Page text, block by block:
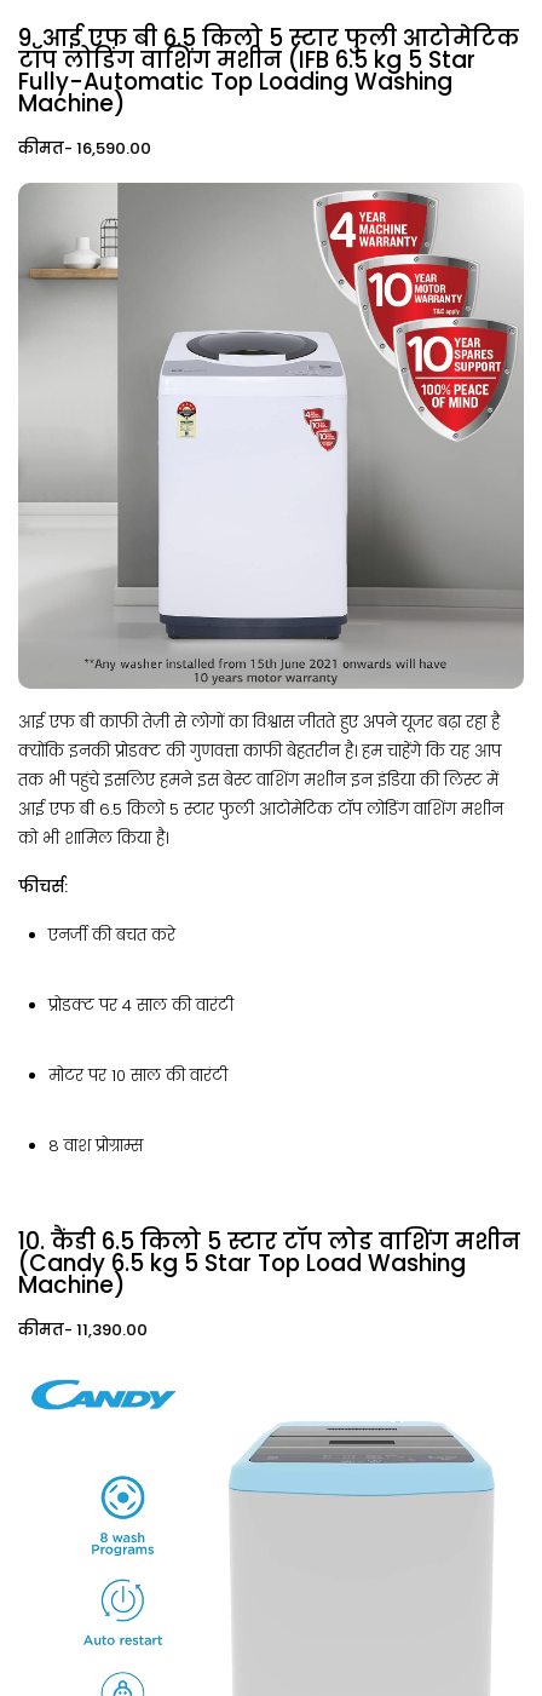
9. आई एफ बी 6.5 किलो 5 स्टार फुली आटोमेटिक
टॉप लोडिंग वाशिंग मशीन (IFB 6.5 kg 5 Star
Fully-Automatic Top Loading Washing
Machine)
कीमत- ₹16,590.00
आई एफ बी काफी तेज़ी से लोगों का विश्वास जीतते हुए अपने यूजर बढ़ा रहा है
क्योंकि इनकी प्रोडक्ट की गुणवत्ता काफी बेहतरीन है। हम चाहेंगे कि यह आप
तक भी पहुंचे इसलिए हमने इस बेस्ट वाशिंग मशीन इन इंडिया की लिस्ट में
आई एफ बी 6.5 किलो 5 स्टार फुली आटोमेटिक टॉप लोडिंग वाशिंग मशीन
को भी शामिल किया है।
फीचर्स:
एनर्जी की बचत करे
प्रोडक्ट पर 4 साल की वारंटी
मोटर पर 10 साल की वारंटी
8 वाश प्रोग्राम्स
10. कैंडी 6.5 किलो 5 स्टार टॉप लोड वाशिंग मशीन
(Candy 6.5 kg 5 Star Top Load Washing
Machine)
कीमत- ₹11,390.00